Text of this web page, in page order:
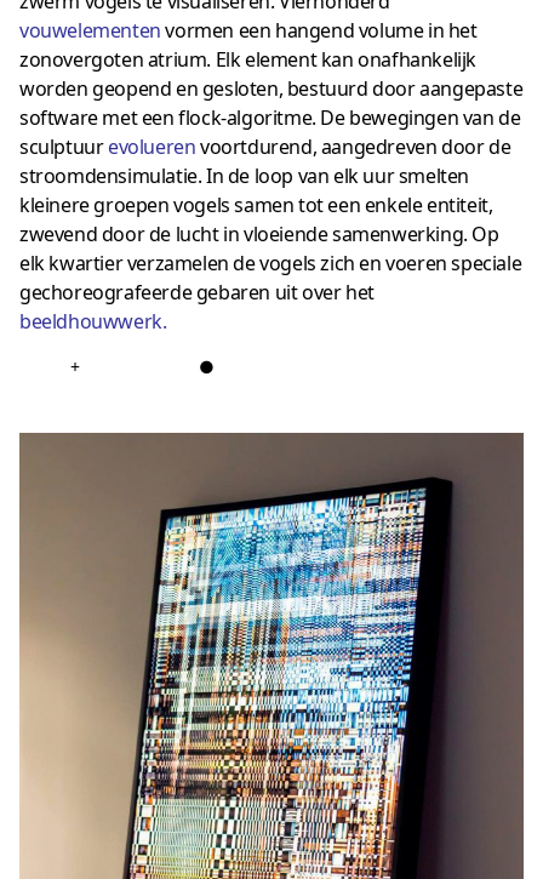
vouwelementen vormen een hangend volume in het
zonovergoten atrium. Elk element kan onafhankelijk
worden geopend en gesloten, bestuurd door aangepaste
software met een flock-algoritme. De bewegingen van de
sculptuurevoluerenvoortdurend, aangedreven door de
stroomdensimulatie. In de loop van elk uur smelten
kleinere groepen vogels samen tot een enkele entiteit,
zwevend door de lucht in vloeiende samenwerking. Op
elk kwartier verzamelen de vogels zich en voeren speciale
gechoreografeerde gebaren uit over het
beeldhouwwerk.
+ ●